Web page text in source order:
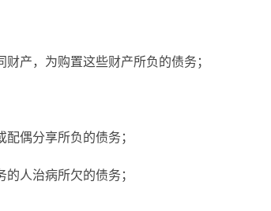
产，为购置这些财产所负的债务；
偶分享所负的债务；
人治病所欠的债务；